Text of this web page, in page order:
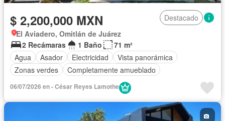
$ 2,200,000 MXN
Destacado
El Aviadero, Omitlán de Juárez
2 Recámaras
1 Baño
71 m²
Agua
Asador Electricidad
Vista panorámica
Zonas verdes
Completamente amueblado
06/07/2026 en - César Reyes Lamothe